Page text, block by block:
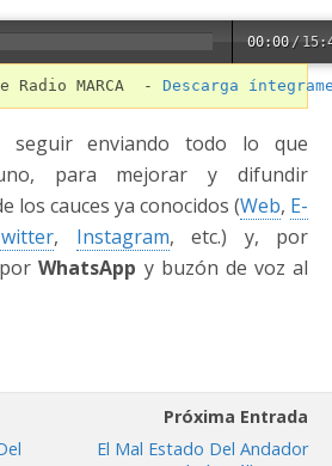
00:00 /
Radio MARCA  - Descarga
seguir enviando todo lo que
para mejorar y difundir
los cauces ya conocidos (Web, E-
, Instagram, etc.) y, por
porWhatsApp y buzón de voz al
Próxima Entrada
El Mal Estado Del Andador